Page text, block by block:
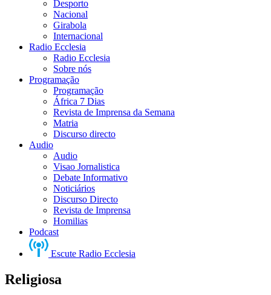
Desporto
Nacional
Girabola
Internacional
Radio Ecclesia
Radio Ecclesia
Sobre nós
Programação
Programação
África 7 Dias
Revista de Imprensa da Semana
Matria
Discurso directo
Audio
Audio
Visao Jornalistica
Debate Informativo
Noticiários
Discurso Directo
Revista de Imprensa
Homilias
Podcast
Escute Radio Ecclesia
Religiosa